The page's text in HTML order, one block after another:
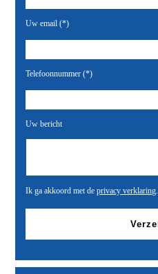
Uw email (*)
Telefoonnummer (*)
Uw bericht
Ik ga akkoord met deprivacy verklaring.